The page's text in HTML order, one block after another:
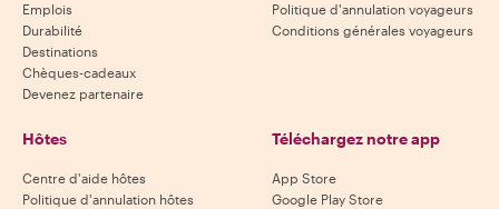
Emplois
Durabilité
Destinations
Chèques-cadeaux
Devenez partenaire
Politique d'annulation voyageurs
Conditions générales voyageurs
Hôtes
Centre d'aide hôtes
Politique d'annulation hôtes
Téléchargez notre app
App Store
Google Play Store